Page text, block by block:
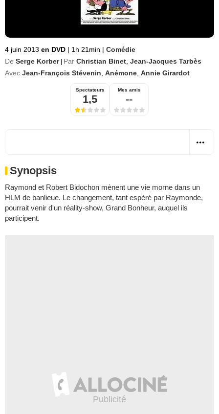
4 juin 2013 en DVD | 1h 21min | Comédie
De Serge Korber Par Christian Binet Jean-Jacques Tarbès
Avec Jean-François Stévenin Anémone Annie Girardot
Spectateurs
1,5
Mes amis
--
Synopsis
Raymond et Robert Bidochon mènent une vie morne dans un
HLM de banlieue. Le changement, tant espéré par Raymonde,
pourrait venir d'un réality-show, Grand Bonheur, auquel ils
participent.